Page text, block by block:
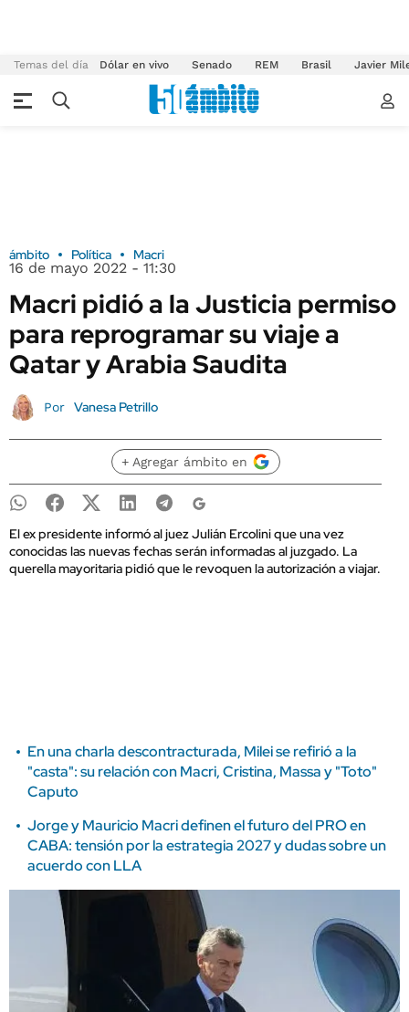
Temas del día Dólar en vivo Senado REM Brasil Javier
ámbito Política Macri
16 de mayo 2022 - 11:30
Macri pidió a la Justicia permiso
para reprogramar su viaje a
Qatar y Arabia Saudita
Por Vanesa Petrillo
+ Agregar ámbito en
El ex presidente informó al juez Julián Ercolini que una vez
conocidas las nuevas fechas serán informadas al juzgado. La
querella mayoritaria pidió que le revoquen la autorización a viajar.
En una charla descontracturada, Milei se refirió a la
"casta": su relación con Macri, Cristina, Massa y "Toto"
Caputo
Jorge y Mauricio Macri definen el futuro del PRO en
CABA: tensión por la estrategia 2027 y dudas sobre un
acuerdo con LLA